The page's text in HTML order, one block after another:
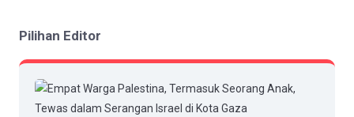
Pilihan Editor